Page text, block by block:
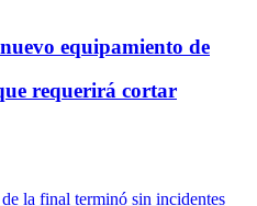
equipamiento de
requerirá cortar